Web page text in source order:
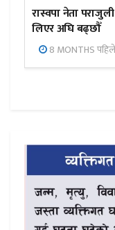
रास्वपा नेता
लिएर अघि बढ्छौँ
8 MONTHS पहिले